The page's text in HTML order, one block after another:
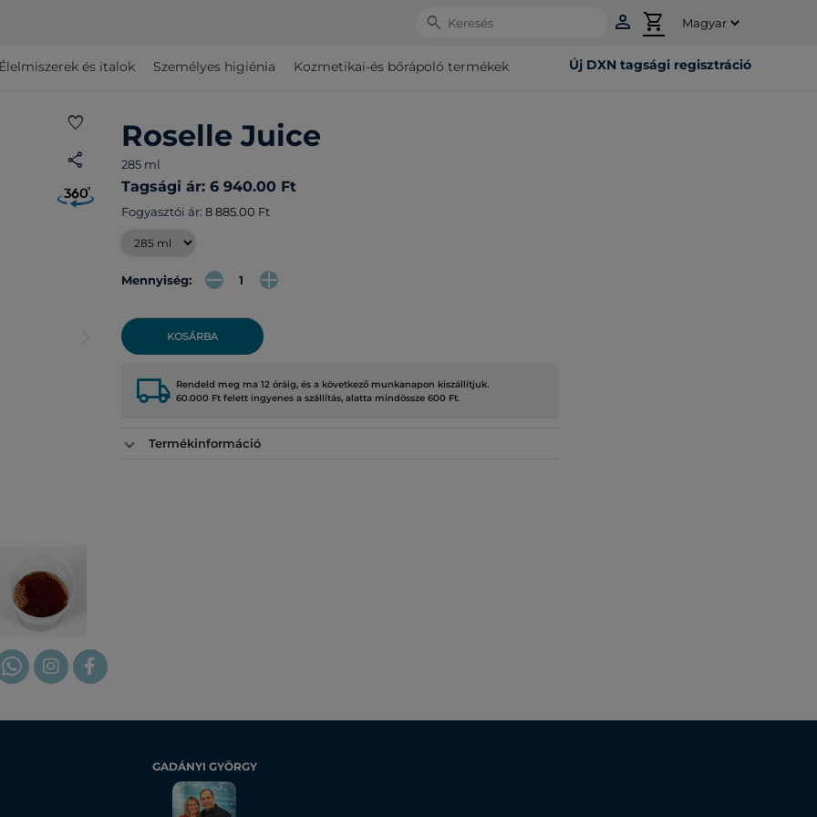
Search person shopping_cart
és italok Személyes higiénia Kozmetikai-és bőrápoló termékek Új DXN tagsági regisztráció
favorite
share
Roselle Juice
285 ml
Tagsági ár: 6 940.00 Ft
Fogyasztói ár: 8 885.00 Ft
Mennyiség:
KOSÁRBA
local_shipping Rendeld meg ma 12 óráig, és a következő munkanapon kiszállítjuk.
60.000 Ft felett ingyenes a szállítás, alatta mindössze 600 Ft.
Termékinformáció
GADÁNYI GYÖRGY